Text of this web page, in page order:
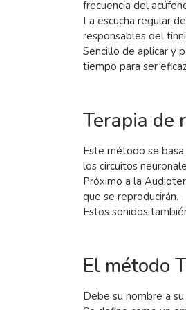
frecuencia del
La escucha regular
responsables del
Sencillo de aplicar y
tiempo para ser
Terapia de
Este método se
los circuitos
Próximo a la
que se reproducirán.
Estos sonidos
El método
Debe su nombre a